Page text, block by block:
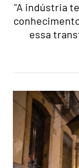
"A indústria
essa